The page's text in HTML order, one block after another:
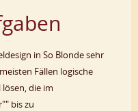
in So Blonde sehr
Fällen logische
die im
bis zu